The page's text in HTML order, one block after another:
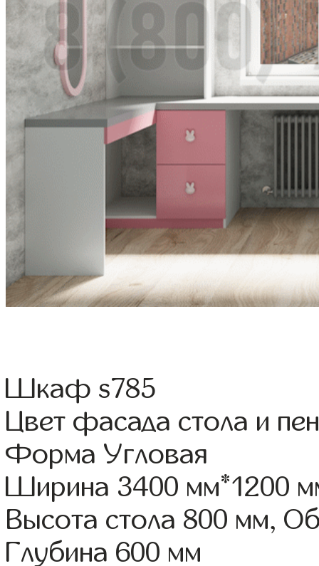
Шкаф s785
Цвет фасада стола и
Форма Угловая
Ширина 3400 мм*1200
Высота стола 800 мм,
Глубина 600 мм